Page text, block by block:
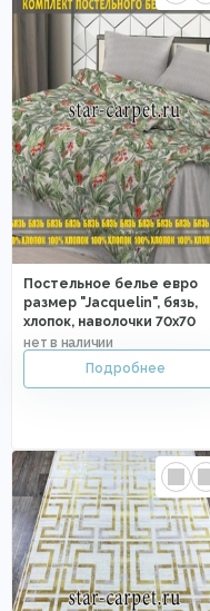
Постельное белье евро
размер "Jacquelin", бязь,
хлопок, наволочки 70х70